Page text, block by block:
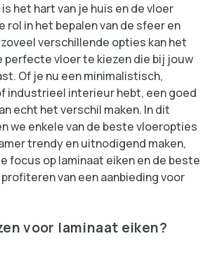
het hart van je huis en de vloer
rol in het bepalen van de sfeer en
verschillende opties kan het
perfecte vloer te kiezen die bij jouw
Of je nu een minimalistisch,
industrieel interieur hebt, een goed
echt het verschil maken. In dit
we enkele van de beste vloeropties
trendy en uitnodigend maken,
focus op laminaat eiken en de beste
van een aanbieding voor
voor laminaat eiken?